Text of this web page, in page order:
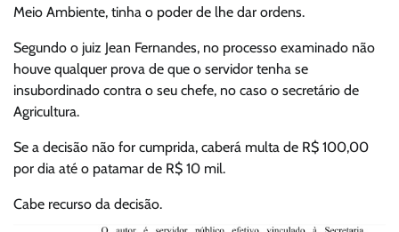
Meio Ambiente, tinha o poder de lhe dar ordens.
Segundo o juiz Jean Fernandes, no processo examinado não
houve qualquer prova de que o servidor tenha se
insubordinado contra o seu chefe, no caso o secretário de
Agricultura.
Se a decisão não for cumprida, caberá multa de R$ 100,00
por dia até o patamar de R$ 10 mil.
Cabe recurso da decisão.